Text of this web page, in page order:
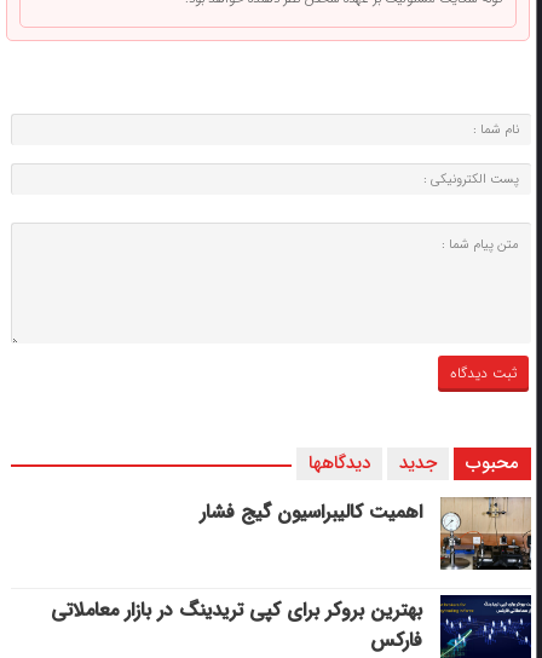
محبوب جدید دیدگاهها
اهمیت کالیبراسیون گیج فشار
بهترین بروکر برای کپی‌ تریدینگ در بازار معاملاتی
فارکس